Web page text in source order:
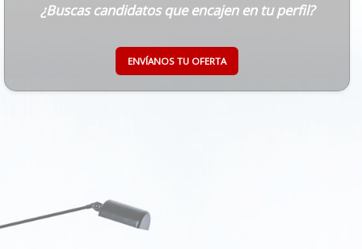
¿Buscas candidatos que encajen en tu perfil?
ENVÍANOS TU OFERTA